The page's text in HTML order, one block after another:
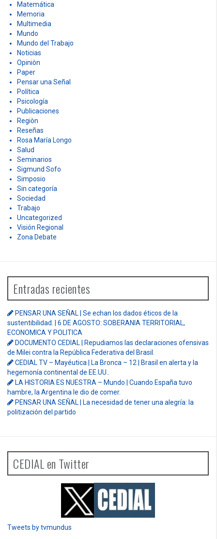
Matemática
Memoria
Multimedia
Mundo
Mundo del Trabajo
Noticias
Opiniòn
Paper
Pensar una Señal
Política
Psicología
Publicaciones
Regiòn
Reseñas
Rosa María Longo
Salud
Seminarios
Sigmund Sofo
Simposio
Sin categoría
Sociedad
Trabajo
Uncategorized
Visión Regional
Zona Debate
Entradas recientes
PENSAR UNA SEÑAL | Se echan los dados éticos de la
sustentibilidad. | 6 DE AGOSTO: SOBERANIA TERRITORIAL,
ECONOMICA Y POLITICA
DOCUMENTO CEDIAL | Repudiamos las declaraciones ofensivas
de Milei contra la República Federativa del Brasil.
CEDIAL TV – Mayéutica | La Bronca – 12 | Brasil en alerta y la
hegemonía continental de EE.UU..
LA HISTORIA ES NUESTRA – Mundo | Cuando España tuvo
hambre, la Argentina le dio de comer.
PENSAR UNA SEÑAL | La necesidad de tener una alegría: la
politización del partido
CEDIAL en Twitter
Tweets by tvmundus